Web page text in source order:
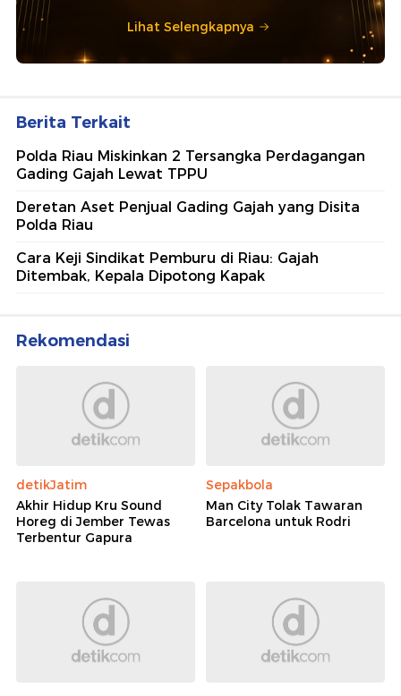
Lihat Selengkapnya
Berita Terkait
Polda Riau Miskinkan 2 Tersangka Perdagangan
Gading Gajah Lewat TPPU
Deretan Aset Penjual Gading Gajah yang Disita
Polda Riau
Cara Keji Sindikat Pemburu di Riau: Gajah
Ditembak, Kepala Dipotong Kapak
Rekomendasi
detikJatim
Akhir Hidup Kru Sound
Horeg di Jember Tewas
Terbentur Gapura
Sepakbola
Man City Tolak Tawaran
Barcelona untuk Rodri